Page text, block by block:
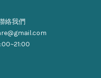
絡我們